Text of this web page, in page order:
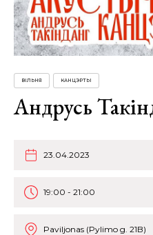
ВІЛЬНЯ КАНЦЭРТЫ
Андрусь
23.04.2023
19:00 - 21:00
Paviljonas (Pylimo g. 21B)